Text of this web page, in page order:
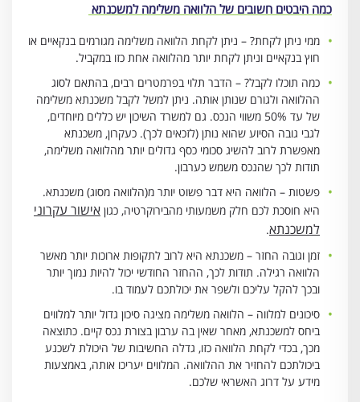
כמה היבטים חשובים של הלוואה משלימה למשכנתא
ממי ניתן לקחת? – ניתן לקחת הלוואה משלימה מגורמים בנקאיים או
חוץ בנקאיים וניתן לקחת יותר מהלוואה אחת כזו במקביל.
כמה תוכלו לקבל? – הדבר תלוי בפרמטרים רבים, בהתאם לסוג
ההלוואה ולגורם שנותן אותה. ניתן למשל לקבל משכנתא משלימה
של עד 50% משווי הנכס. גם למשרד השיכון יש כללים מיוחדים,
לגבי גובה הסיוע שהוא נותן (לזכאים לכך). כעקרון, משכנתא
מאפשרת לרוב להשיג סכומי כסף גדולים יותר מהלוואה משלימה,
תודות לכך שהנכס משמש כערבון.
פשטות – הלוואה היא דבר פשוט יותר מ(הלוואה מסוג) משכנתא.
היא חוסכת לכם חלק משמעותי מהבירוקרטיה, כגון אישור עקרוני
למשכנתא.
זמן וגובה החזר – משכנתא היא לרוב לתקופות ארוכות יותר מאשר
הלוואה רגילה. תודות לכך, ההחזר החודשי יכול להיות נמוך יותר
ובכך להקל עליכם ולשפר את יכולתכם לעמוד בו.
סיכונים למלווה – הלוואה משלימה מציגה סיכון גדול יותר למלווים
ביחס למשכנתא, מאחר שאין בה ערבון בצורת נכס קיים. כתוצאה
מכך, בכדי לקחת הלוואה כזו, גדלה החשיבות של היכולת לשכנע
ביכולתכם להחזיר את ההלוואה. המלווים יעריכו אותה, באמצעות
מידע על דרוג האשראי שלכם.